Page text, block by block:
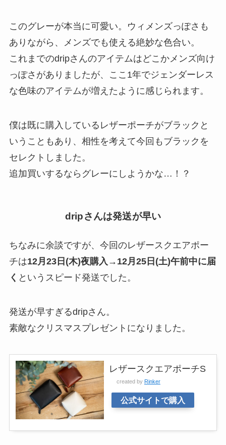
このグレーが本当に可愛い。ウィメンズっぽさも
ありながら、メンズでも使える絶妙な色合い。
これまでのdripさんのアイテムはどこかメンズ向け
っぽさがありましたが、ここ1年でジェンダーレス
な色味のアイテムが増えたように感じられます。
僕は既に購入しているレザーポーチがブラックと
いうこともあり、相性を考えて今回もブラックを
セレクトしました。
追加買いするならグレーにしようかな…！？
dripさんは発送が早い
ちなみに余談ですが、今回のレザースクエアポー
チは12月23日(木)夜購入→12月25日(土)午前中に届
く というスピード発送でした。
発送が早すぎるdripさん。
素敵なクリスマスプレゼントになりました。
レザースクエアポーチS
created by Rinker
公式サイトで購入